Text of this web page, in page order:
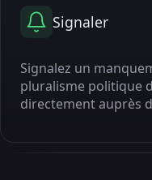
Signaler
Signalez un
pluralisme politique
directement auprès